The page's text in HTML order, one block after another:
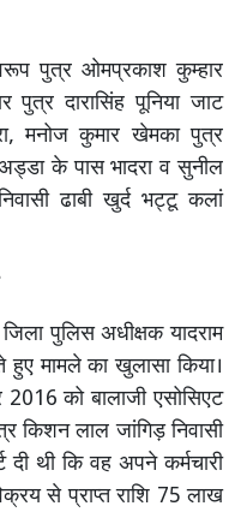
पुत्र ओमप्रकाश कुम्हार
पुत्र दारासिंह पूनिया जाट
मनोज कुमार खेमका पुत्र
के पास भादरा व सुनील
ढाबी खुर्द भट्टू कलां
पुलिस अधीक्षक यादराम
मामले का खुलासा किया।
को बालाजी एसोसिएट
किशन लाल जांगिड़ निवासी
दी थी कि वह अपने कर्मचारी
से प्राप्त राशि 75 लाख